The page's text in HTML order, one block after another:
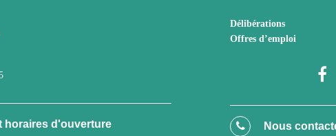
horaires d'ouverture
Délibérations
Offres d’emploi
Nous